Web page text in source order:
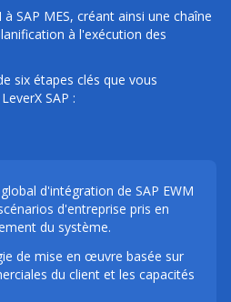
SAP MES, créant ainsi une chaîne
à l'exécution des
six étapes clés que vous
SAP :
d'intégration de SAP EWM
d'entreprise pris en
du système.
de mise en œuvre basée sur
du client et les capacités